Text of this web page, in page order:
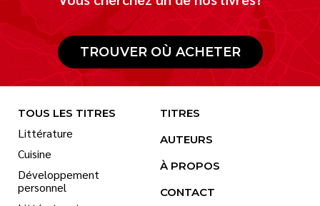
TROUVER OÙ ACHETER
TOUS LES TITRES
Littérature
Cuisine
Développement
personnel
TITRES
AUTEURS
À PROPOS
CONTACT